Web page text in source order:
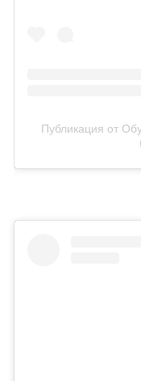
Публикация от